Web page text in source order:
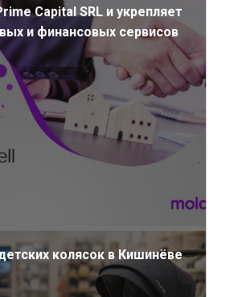
Capital SRL и укрепляет
и финансовых сервисов
колясок в Кишинёве